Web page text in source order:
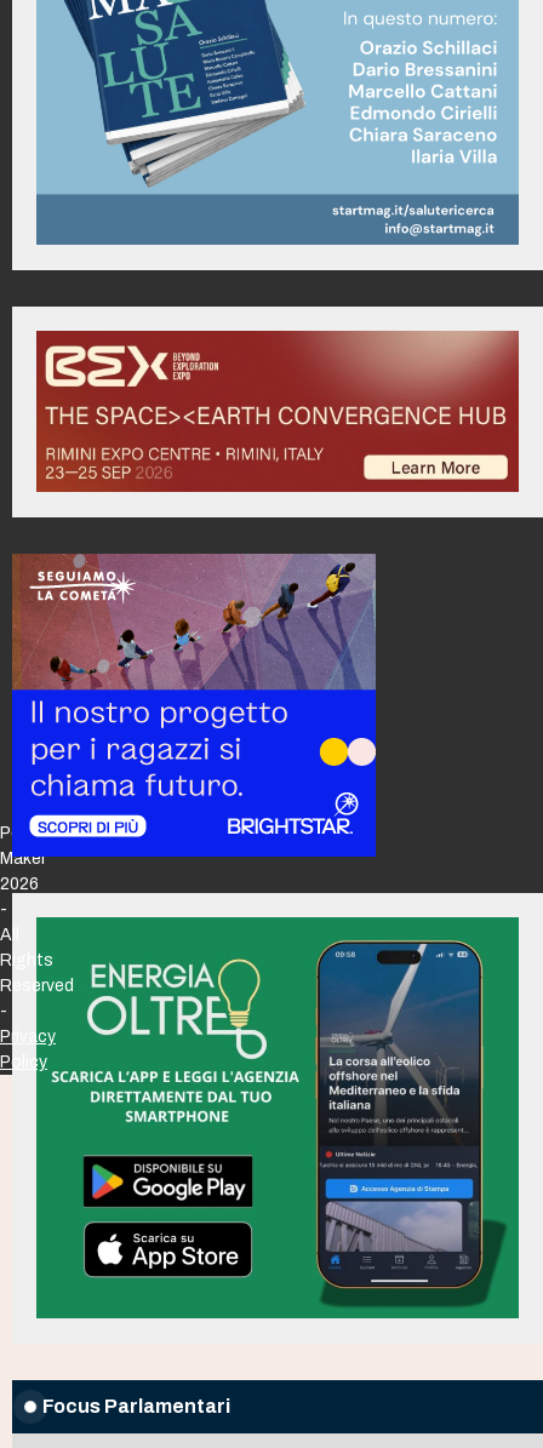
Focus Parlamentari
Policy
Maker
2026
-
All
Rights
Reserved
-
Privacy
Policy